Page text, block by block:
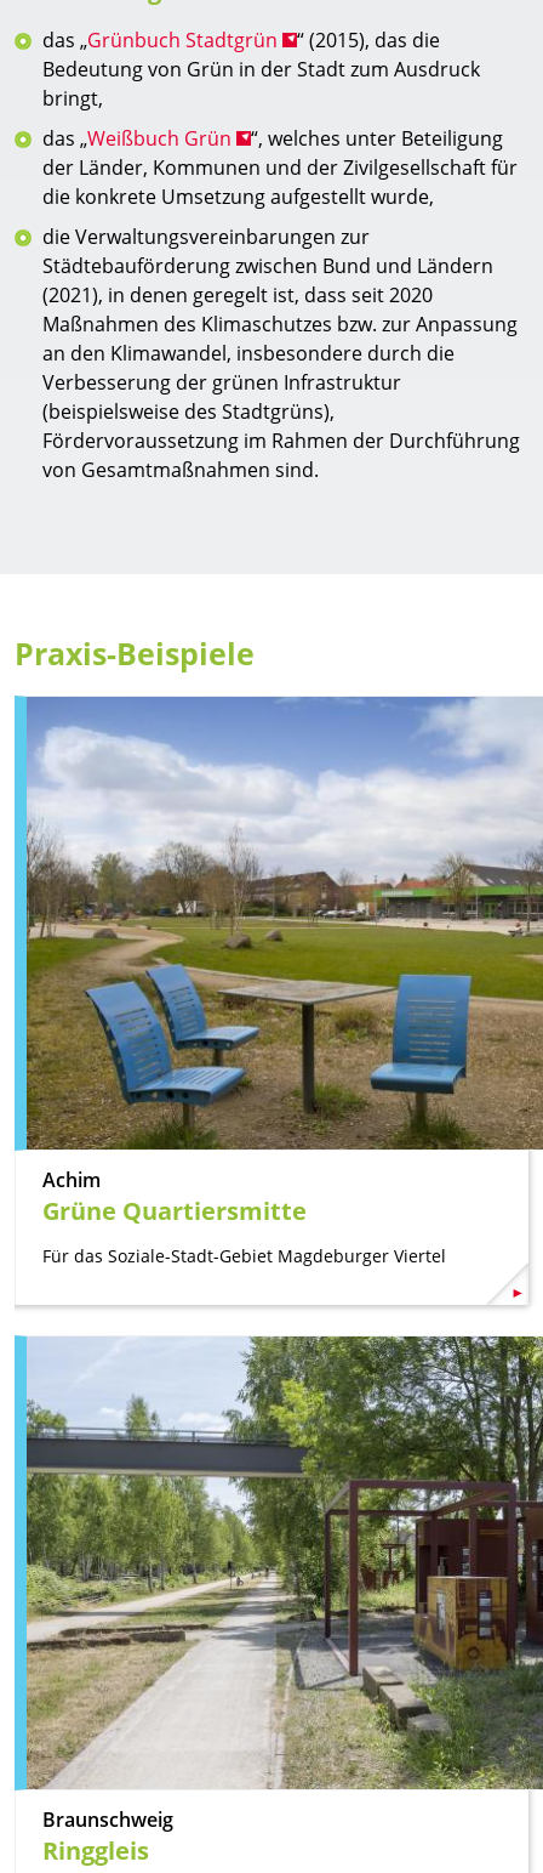
das „Grünbuch Stadtgrün
“ (2015), das die
Bedeutung von Grün in der Stadt zum Ausdruck
bringt,
das „Weißbuch Grün
“, welches unter Beteiligung
der Länder, Kommunen und der Zivilgesellschaft für
die konkrete Umsetzung aufgestellt wurde,
die Verwaltungsvereinbarungen zur
Städtebauförderung zwischen Bund und Ländern
(2021), in denen geregelt ist, dass seit 2020
Maßnahmen des Klimaschutzes bzw. zur Anpassung
an den Klimawandel, insbesondere durch die
Verbesserung der grünen Infrastruktur
(beispielsweise des Stadtgrüns),
Fördervoraussetzung im Rahmen der Durchführung
von Gesamtmaßnahmen sind.
Praxis-Beispiele
Achim
Grüne Quartiersmitte
Für das Soziale-Stadt-Gebiet Magdeburger Viertel
Braunschweig
Ringgleis